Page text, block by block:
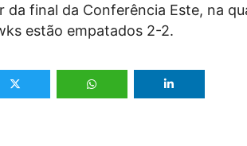
final da Conferência Este, na
estão empatados 2-2.